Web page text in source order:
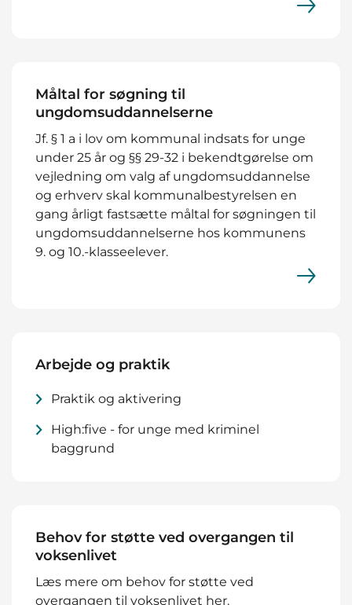
Måltal for søgning til
ungdomsuddannelserne
Jf. § 1 a i lov om kommunal indsats for unge
under 25 år og §§ 29-32 i bekendtgørelse om
vejledning om valg af ungdomsuddannelse
og erhverv skal kommunalbestyrelsen en
gang årligt fastsætte måltal for søgningen til
ungdomsuddannelserne hos kommunens
9. og 10.-klasseelever.
Arbejde og praktik
Praktik og aktivering
High:five - for unge med kriminel
baggrund
Behov for støtte ved overgangen til
voksenlivet
Læs mere om behov for støtte ved
overgangen til voksenlivet her.